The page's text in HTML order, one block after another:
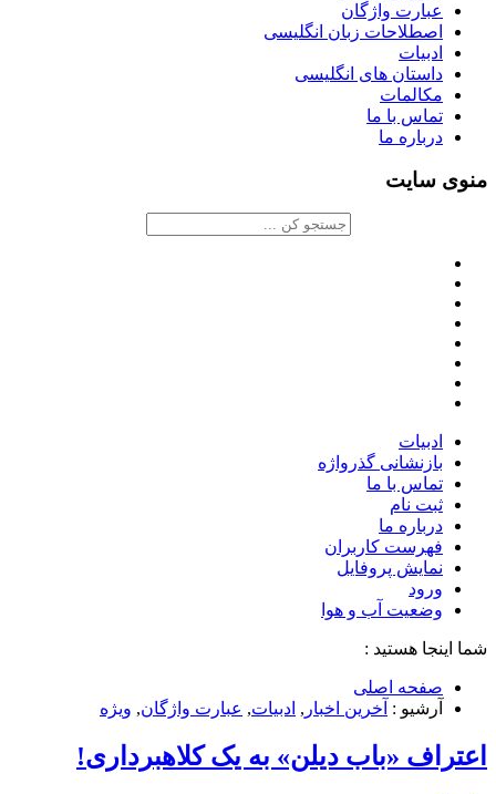
عبارت واژگان
اصطلاحات زبان انگلیسی
ادبیات
داستان های انگلیسی
مکالمات
تماس با ما
درباره ما
منوی سایت
ادبیات
بازنشانی گذرواژه
تماس با ما
ثبت نام
درباره ما
فهرست کاربران
نمایش پروفایل
ورود
وضعیت آب و هوا
شما اینجا هستید :
صفحه اصلی
آرشیو : آخرین اخبار , ادبیات, عبارت واژگان, ویژه
اعتراف «باب دیلن» به یک کلاهبرداری!